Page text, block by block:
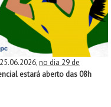
no dia 29 de
estará aberto das 08h